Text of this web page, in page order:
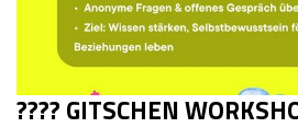
???? GITSCHEN